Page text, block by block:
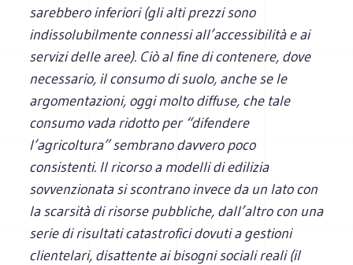
sarebbero inferiori (gli alti prezzi sono
indissolubilmente connessi all’accessibilità e ai
servizi delle aree). Ciò al fine di contenere, dove
necessario, il consumo di suolo, anche se le
argomentazioni, oggi molto diffuse, che tale
consumo vada ridotto per “difendere
l’agricoltura” sembrano davvero poco
consistenti. Il ricorso a modelli di edilizia
sovvenzionata si scontrano invece da un lato con
la scarsità di risorse pubbliche, dall’altro con una
serie di risultati catastrofici dovuti a gestioni
clientelari, disattente ai bisogni sociali reali (il